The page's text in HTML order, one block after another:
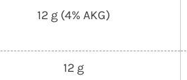
12 g (4% AKG)
12 g